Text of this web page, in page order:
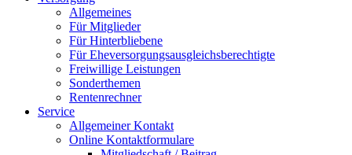
Allgemeines
Für Mitglieder
Für Hinterbliebene
Für Eheversorgungsausgleichsberechtigte
Freiwillige Leistungen
Sonderthemen
Rentenrechner
Service
Allgemeiner Kontakt
Online Kontaktformulare